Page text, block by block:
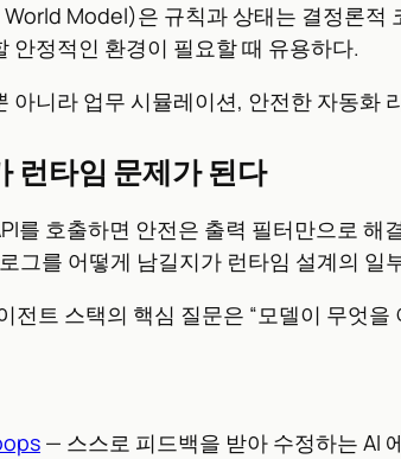
Model)은 규칙과 상태는 결정론적
안정적인 환경이 필요할 때 유용하다.
아니라 업무 시뮬레이션, 안전한 자동화
런타임 문제가 된다
를 호출하면 안전은 출력 필터만으로
그를 어떻게 남길지가 런타임 설계의 일
전트 스택의 핵심 질문은 “모델이 무엇
— 스스로 피드백을 받아 수정하는 AI